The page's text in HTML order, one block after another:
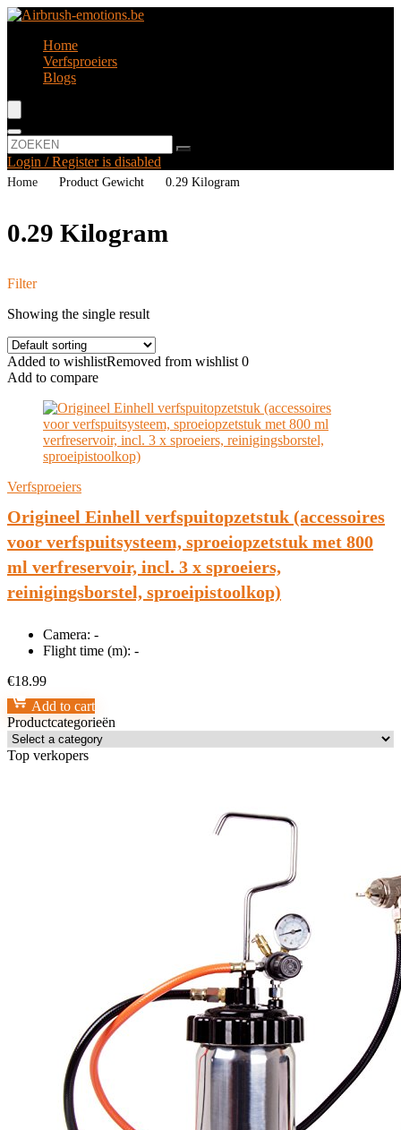
Home
Verfsproeiers
Blogs
Login / Register is disabled
Home Product Gewicht ‎0.29 Kilogram
‎0.29 Kilogram
Filter
Showing the single result
Added to wishlistRemoved from wishlist 0
Add to compare
Verfsproeiers
Origineel Einhell verfspuitopzetstuk (accessoires
voor verfspuitsysteem, sproeiopzetstuk met 800
ml verfreservoir, incl. 3 x sproeiers,
reinigingsborstel, sproeipistoolkop)
Camera: -
Flight time (m): -
€18.99
Add to cart
Productcategorieën
Top verkopers